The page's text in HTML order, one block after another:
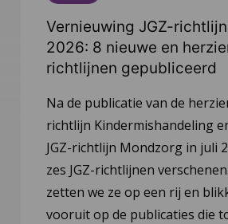
Vernieuwing JGZ-
2026: 8 nieuwe en
richtlijnen gepubliceerd
Na de publicatie van de
richtlijn Kindermishandeling
JGZ-richtlijn Mondzorg in juli
zes JGZ-richtlijnen
zetten we ze op een rij en
vooruit op de publicaties die